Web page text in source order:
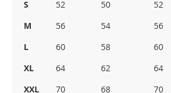
S
52 50 52
M
56 54 56
L
60 58 60
XL
64 62 64
XXL
70 68 70